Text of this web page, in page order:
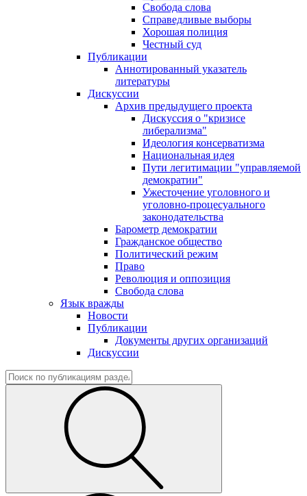
Свобода слова
Справедливые выборы
Хорошая полиция
Честный суд
Публикации
Аннотированный указатель
литературы
Дискуссии
Архив предыдущего проекта
Дискуссия о "кризисе
либерализма"
Идеология консерватизма
Национальная идея
Пути легитимации "управляемой
демократии"
Ужесточение уголовного и
уголовно-процесуального
законодательства
Барометр демократии
Гражданское общество
Политический режим
Право
Революция и оппозиция
Свобода слова
Язык вражды
Новости
Публикации
Документы других организаций
Дискуссии